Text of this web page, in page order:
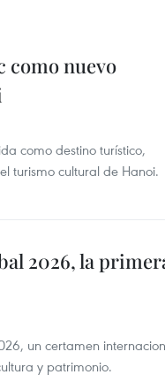
como nuevo
como destino turístico,
turismo cultural de Hanoi.
2026, la
un certamen
y patrimonio.